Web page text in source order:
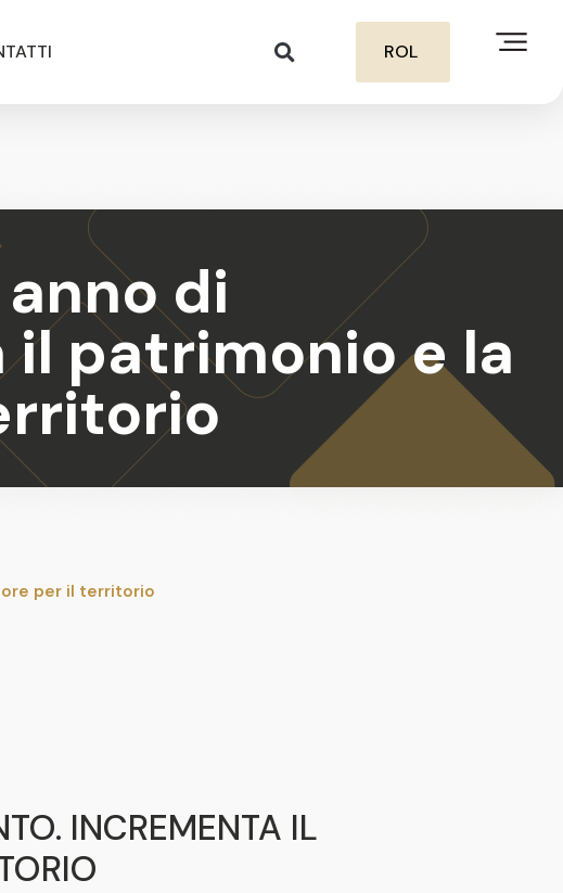
ROL
di
patrimonio e la
per il territorio
INCREMENTA IL